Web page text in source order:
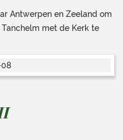
Antwerpen en Zeeland om
met de Kerk te